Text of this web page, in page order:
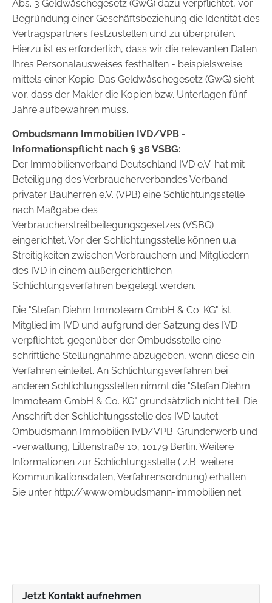
Abs. 3 Geldwäschegesetz (GwG) dazu verpflichtet, vor
Begründung einer Geschäftsbeziehung die Identität des
Vertragspartners festzustellen und zu überprüfen.
Hierzu ist es erforderlich, dass wir die relevanten Daten
Ihres Personalausweises festhalten - beispielsweise
mittels einer Kopie. Das Geldwäschegesetz (GwG) sieht
vor, dass der Makler die Kopien bzw. Unterlagen fünf
Jahre aufbewahren muss.
Ombudsmann Immobilien IVD/VPB -
Informationspflicht nach § 36 VSBG:
Der Immobilienverband Deutschland IVD e.V. hat mit
Beteiligung des Verbraucherverbandes Verband
privater Bauherren e.V. (VPB) eine Schlichtungsstelle
nach Maßgabe des
Verbraucherstreitbeilegungsgesetzes (VSBG)
eingerichtet. Vor der Schlichtungsstelle können u.a.
Streitigkeiten zwischen Verbrauchern und Mitgliedern
des IVD in einem außergerichtlichen
Schlichtungsverfahren beigelegt werden.
Die "Stefan Diehm Immoteam GmbH & Co. KG" ist
Mitglied im IVD und aufgrund der Satzung des IVD
verpflichtet, gegenüber der Ombudsstelle eine
schriftliche Stellungnahme abzugeben, wenn diese ein
Verfahren einleitet. An Schlichtungsverfahren bei
anderen Schlichtungsstellen nimmt die "Stefan Diehm
Immoteam GmbH & Co. KG" grundsätzlich nicht teil. Die
Anschrift der Schlichtungsstelle des IVD lautet:
Ombudsmann Immobilien IVD/VPB-Grunderwerb und
-verwaltung, Littenstraße 10, 10179 Berlin. Weitere
Informationen zur Schlichtungsstelle ( z.B. weitere
Kommunikationsdaten, Verfahrensordnung) erhalten
Sie unter http://www.ombudsmann-immobilien.net
Jetzt Kontakt aufnehmen